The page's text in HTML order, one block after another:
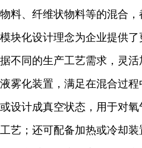
物料、纤维状物料等的混合
模块化设计理念为企业提供
据不同的生产工艺需求，灵
液雾化装置，满足在混合过程
或设计成真空状态，用于对
工艺；还可配备加热或冷却